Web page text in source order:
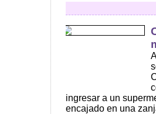
ingresar a un
encajado en una